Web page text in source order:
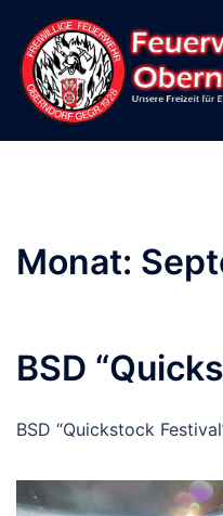
Inhalt
springen
Monat:
BSD
BSD “Quickstock